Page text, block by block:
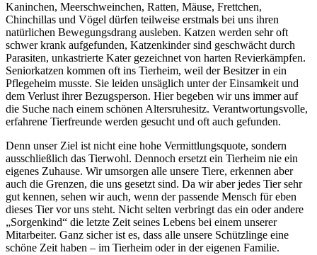
Kaninchen, Meerschweinchen, Ratten, Mäuse, Frettchen,
Chinchillas und Vögel dürfen teilweise erstmals bei uns ihren
natürlichen Bewegungsdrang ausleben. Katzen werden sehr oft
schwer krank aufgefunden, Katzenkinder sind geschwächt durch
Parasiten, unkastrierte Kater gezeichnet von harten Revierkämpfen.
Seniorkatzen kommen oft ins Tierheim, weil der Besitzer in ein
Pflegeheim musste. Sie leiden unsäglich unter der Einsamkeit und
dem Verlust ihrer Bezugsperson. Hier begeben wir uns immer auf
die Suche nach einem schönen Altersruhesitz. Verantwortungsvolle,
erfahrene Tierfreunde werden gesucht und oft auch gefunden.
Denn unser Ziel ist nicht eine hohe Vermittlungsquote, sondern
ausschließlich das Tierwohl. Dennoch ersetzt ein Tierheim nie ein
eigenes Zuhause. Wir umsorgen alle unsere Tiere, erkennen aber
auch die Grenzen, die uns gesetzt sind. Da wir aber jedes Tier sehr
gut kennen, sehen wir auch, wenn der passende Mensch für eben
dieses Tier vor uns steht. Nicht selten verbringt das ein oder andere
„Sorgenkind“ die letzte Zeit seines Lebens bei einem unserer
Mitarbeiter. Ganz sicher ist es, dass alle unsere Schützlinge eine
schöne Zeit haben – im Tierheim oder in der eigenen Familie.